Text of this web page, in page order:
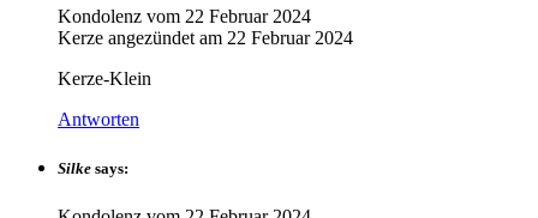
Kondolenz vom 22 Februar 2024
Kerze angezündet am 22 Februar 2024
Kerze-Klein
Antworten
Silke says: